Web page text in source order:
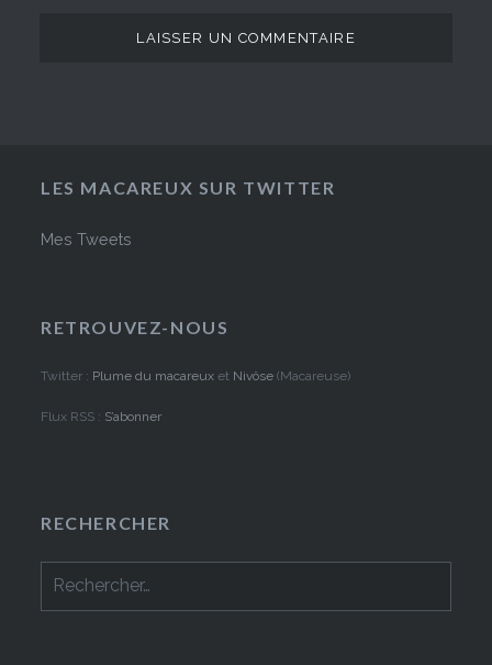
LES MACAREUX SUR TWITTER
Mes Tweets
RETROUVEZ-NOUS
Twitter : Plume du macareux et Nivôse(Macareuse)
Flux RSS : S’abonner
RECHERCHER